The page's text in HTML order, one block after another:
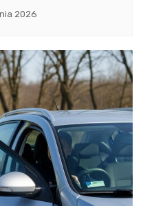
2026